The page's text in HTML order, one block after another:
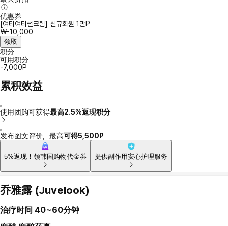
优惠券
[여티여티썬크림] 신규회원 1만P
₩-10,000
领取
积分
可用积分
-7,000P
累积效益
使用团购可获得最高2.5%返现积分
发布图文评价，最高可得5,500P
5%返现！领韩国购物代金券 提供副作用安心护理服务
乔雅露 (Juvelook)
治疗时间 40~60分钟